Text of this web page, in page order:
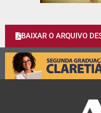
BAIXAR O ARQUIVO